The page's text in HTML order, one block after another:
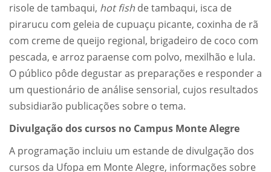
risole de tambaqui, hot fish de tambaqui, isca de
pirarucu com geleia de cupuaçu picante, coxinha de rã
com creme de queijo regional, brigadeiro de coco com
pescada, e arroz paraense com polvo, mexilhão e lula.
O público pôde degustar as preparações e responder a
um questionário de análise sensorial, cujos resultados
subsidiarão publicações sobre o tema.
Divulgação dos cursos no Campus Monte Alegre
A programação incluiu um estande de divulgação dos
cursos da Ufopa em Monte Alegre, informações sobre